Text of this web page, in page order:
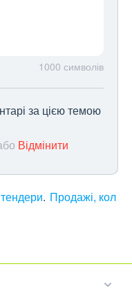
1000 символів
за цією темою
Відмінити
Продажі, кол